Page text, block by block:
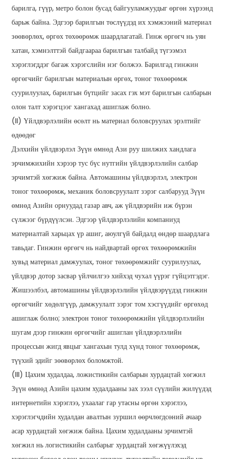
барилга, гүүр, метро болон бусад байгууламжуудыг өргөн хүрээнд
барьж байна. Эдгээр барилгын төслүүдэд их хэмжээний материал
зөөвөрлөх, өргөх төхөөрөмж шаардлагатай. Гинж өргөгч нь уян
хатан, хэмнэлттэй байдгаараа барилгын талбайд түгээмэл
хэрэглэгддэг багаж хэрэгслийн нэг болжээ. Барилгад гинжин
өргөгчийг барилгын материалын өргөх, тоног төхөөрөмж
суурилуулах, барилгын бүтцийг засах гэх мэт барилгын салбарын
олон талт хэрэгцээг хангахад ашиглаж болно.
(II) Үйлдвэрлэлийн өсөлт нь материал боловсруулах эрэлтийг
өдөөдөг
Дэлхийн үйлдвэрлэл Зүүн өмнөд Ази руу шилжих хандлага
эрчимжихийн хэрээр тус бүс нутгийн үйлдвэрлэлийн салбар
эрчимтэй хөгжиж байна. Автомашины үйлдвэрлэл, электрон
тоног төхөөрөмж, механик боловсруулалт зэрэг салбарууд Зүүн
өмнөд Азийн орнуудад газар авч, аж үйлдвэрийн иж бүрэн
сүлжээг бүрдүүлсэн. Эдгээр үйлдвэрлэлийн компаниуд
материалтай харьцах үр ашиг, аюулгүй байдалд өндөр шаардлага
тавьдаг. Гинжин өргөгч нь найдвартай өргөх төхөөрөмжийн
хувьд материал дамжуулах, тоног төхөөрөмжийг суурилуулах,
үйлдвэр дотор засвар үйлчилгээ хийхэд чухал үүрэг гүйцэтгэдэг.
Жишээлбэл, автомашины үйлдвэрлэлийн үйлдвэрүүдэд гинжин
өргөгчийг хөдөлгүүр, дамжуулалт зэрэг том хэсгүүдийг өргөхөд
ашиглаж болно; электрон тоног төхөөрөмжийн үйлдвэрлэлийн
шугам дээр гинжин өргөгчийг ашиглан үйлдвэрлэлийн
процессын жигд явцыг хангахын тулд хүнд тоног төхөөрөмж,
түүхий эдийг зөөвөрлөх боломжтой.
(III) Цахим худалдаа, ложистикийн салбарын хурдацтай хөгжил
Зүүн өмнөд Азийн цахим худалдааны зах зээл сүүлийн жилүүдэд
интернетийн хэрэглээ, ухаалаг гар утасны өргөн хэрэглээ,
хэрэглэгчдийн худалдан авалтын зуршил өөрчлөгдсөний ачаар
асар хурдацтай хөгжиж байна. Цахим худалдааны эрчимтэй
хөгжил нь логистикийн салбарыг хурдацтай хөгжүүлэхэд